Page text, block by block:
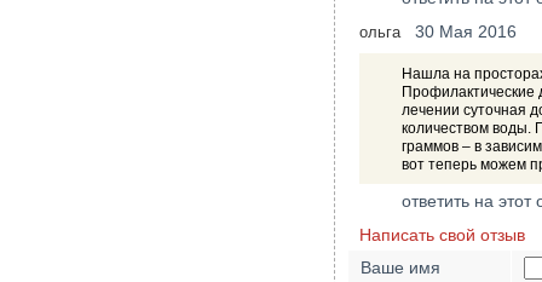
ольга 30 Мая 2016
Нашла на
Профилактические
лечении суточная
количеством воды.
граммов – в
вот теперь можем
ответить на этот
Написать свой отзыв
Ваше имя